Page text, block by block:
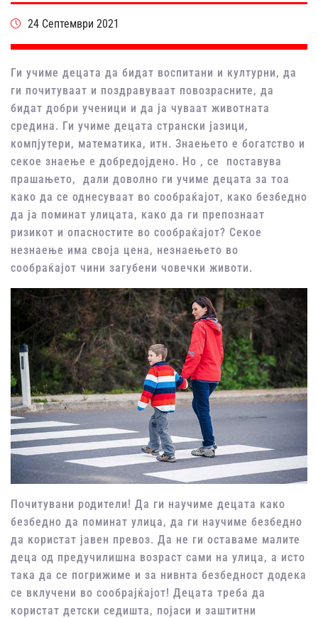
24 Септември 2021
Ги учиме децата да бидат воспитани и културни, да
ги почитуваат и поздравуваат повозрасните, да
бидат добри ученици и да ја чуваат животната
средина. Ги учиме децата странски јазици,
компјутери, математика, итн. Знаењето е богатство и
секое знаење е добредојдено. Но , се поставува
прашањето, дали доволно ги учиме децата за тоа
како да се однесуваат во сообраќајот, како безбедно
да ја поминат улицата, како да ги препознаат
ризикот и опасностите во сообраќајот? Секое
незнаење има своја цена, незнаењето во
сообраќајот чини загубени човечки животи.
Почитувани родители! Да ги научиме децата како
безбедно да поминат улица, да ги научиме безбедно
да користат јавен превоз. Да не ги оставаме малите
деца од предучилишна возраст сами на улица, а исто
така да се погрижиме и за нивнта безбедност додека
се вклучени во сообрајќајот! Децата треба да
користат детски седишта, појаси и заштитни